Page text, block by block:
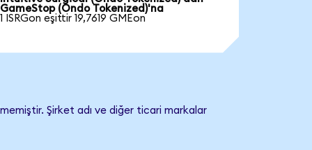
GameStop (Ondo Tokenized)'na
1 ISRGon eşittir 19,7619 GMEon
Şirket adı ve diğer ticari markalar